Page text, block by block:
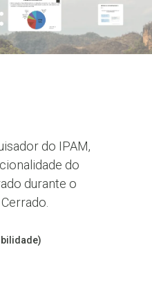
Share
do IPAM,
do
durante o